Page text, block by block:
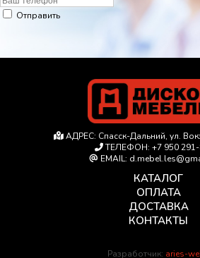
Отправить
АДРЕС: Спасск-Дальний, ул.
ТЕЛЕФОН: +7 950
EMAIL:
КАТАЛОГ
ОПЛАТА
ДОСТАВКА
КОНТАКТЫ
Разработчик: aries-